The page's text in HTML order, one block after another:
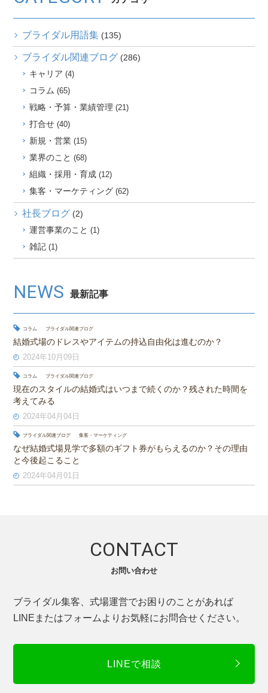
ブライダル用語集 (135)
ブライダル関連ブログ (286)
キャリア (4)
コラム (65)
戦略・予算・業績管理 (21)
打合せ(40)
新規・営業(15)
業界のこと (68)
組織・採用・育成(12)
集客・マーケティング(62)
社長ブログ (2)
運営事業のこと (1)
雑記(1)
NEWS 最新記事
コラム ブライダル関連ブログ
結婚式場のドレスやアイテムの持込自由化は進むのか？
2024年10月09日
コラム ブライダル関連ブログ
現在のスタイルの結婚式はいつまで続くのか？残された時間を
考えてみる
2024年04月04日
ブライダル関連ブログ 集客・マーケティング
なぜ結婚式場見学で多額のギフト券がもらえるのか？その理由
と今後起こること
2024年04月01日
CONTACT
お問い合わせ
ブライダル集客、式場運営でお困りのことがあれば
LINEまたはフォームよりお気軽にお問合せください。
LINEで相談